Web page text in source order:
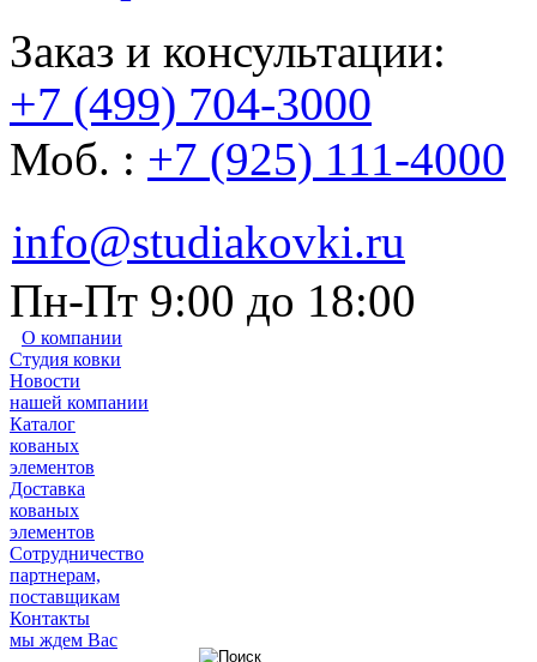
Заказ и консультации:
+7 (499) 704-3000
Моб. : +7 (925) 111-4000
info@studiakovki.ru
Пн-Пт 9:00 до 18:00
О компании
Студия ковки
Новости
нашей компании
Каталог
кованых
элементов
Доставка
кованых
элементов
Сотрудничество
партнерам,
поставщикам
Контакты
мы ждем Вас